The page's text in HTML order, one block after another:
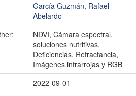
García Guzmán, Rafael
Abelardo
NDVI, Cámara espectral,
soluciones nutritivas,
Deficiencias, Refractancia,
Imágenes infrarrojas y RGB
2022-09-01